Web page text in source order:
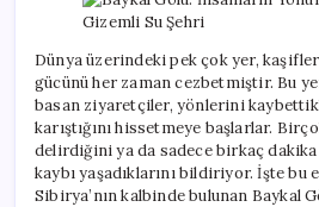
Dünya üzerindeki pek çok yer,
gücünü her zaman cezbetmiştir. Bu
basan ziyaretçiler, yönlerini
karıştığını hissetmeye başlarlar.
delirdiğini ya da sadece birkaç
kaybı yaşadıklarını bildiriyor. İşte
Sibirya’nın kalbinde bulunan Baykal